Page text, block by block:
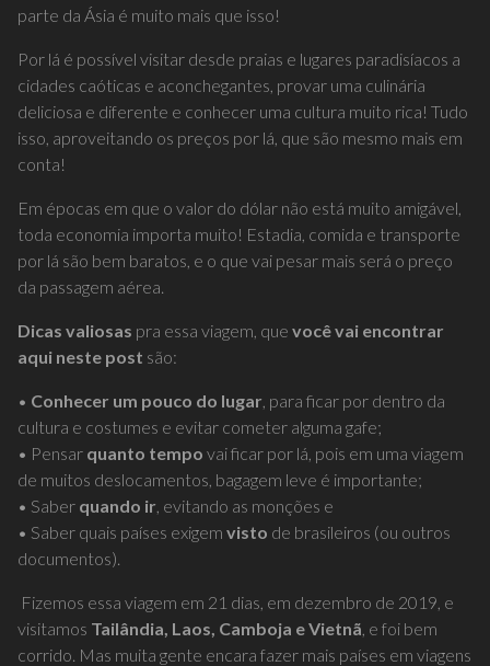
parte da Ásia é muito mais que isso!
Por lá é possível visitar desde praias e lugares paradisíacos a
cidades caóticas e aconchegantes, provar uma culinária
deliciosa e diferente e conhecer uma cultura muito rica! Tudo
isso, aproveitando os preços por lá, que são mesmo mais em
conta!
Em épocas em que o valor do dólar não está muito amigável,
toda economia importa muito! Estadia, comida e transporte
por lá são bem baratos, e o que vai pesar mais será o preço
da passagem aérea.
Dicas valiosas pra essa viagem, que você vai encontrar
aqui neste post são:
• Conhecer um pouco do lugar, para ficar por dentro da
cultura e costumes e evitar cometer alguma gafe;
• Pensar quanto tempo vai ficar por lá, pois em uma viagem
de muitos deslocamentos, bagagem leve é importante;
• Saber quando ir, evitando as monções e
• Saber quais países exigem visto de brasileiros (ou outros
documentos).
Fizemos essa viagem em 21 dias, em dezembro de 2019, e
visitamos Tailândia, Laos, Camboja e Vietnã, e foi bem
corrido. Mas muita gente encara fazer mais países em viagens